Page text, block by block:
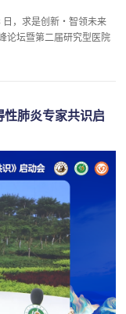
，求是创新・智领未来
论坛暨第二届研究型医院
性肺炎专家共识启